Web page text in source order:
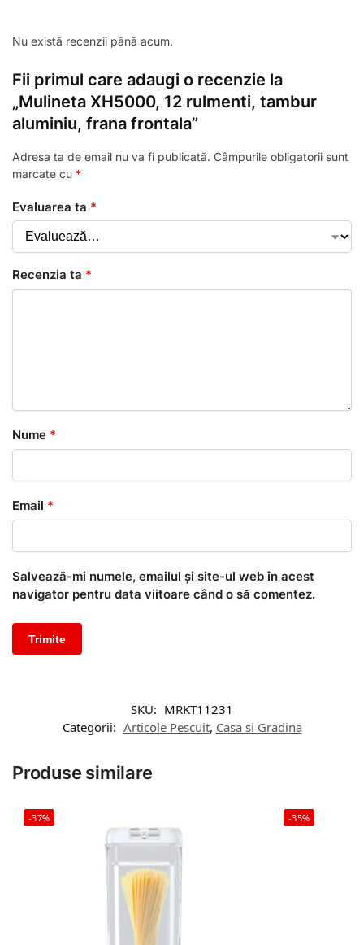
Nu există recenzii până acum.
Fii primul care adaugi o recenzie la
„Mulineta XH5000, 12 rulmenti, tambur
aluminiu, frana frontala”
Adresa ta de email nu va fi publicată. Câmpurile obligatorii sunt
marcate cu *
Evaluarea ta *
Recenzia ta *
Nume *
Email *
Salvează-mi numele, emailul și site-ul web în acest
navigator pentru data viitoare când o să comentez.
SKU: MRKT11231
Categorii: Articole Pescuit, Casa si Gradina
Produse similare
-37% -35%